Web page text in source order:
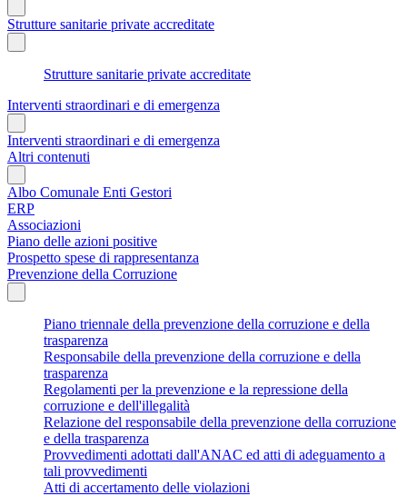
Strutture sanitarie private accreditate
Strutture sanitarie private accreditate
Interventi straordinari e di emergenza
Interventi straordinari e di emergenza
Altri contenuti
Albo Comunale Enti Gestori
ERP
Associazioni
Piano delle azioni positive
Prospetto spese di rappresentanza
Prevenzione della Corruzione
Piano triennale della prevenzione della corruzione e della
trasparenza
Responsabile della prevenzione della corruzione e della
trasparenza
Regolamenti per la prevenzione e la repressione della
corruzione e dell'illegalità
Relazione del responsabile della prevenzione della corruzione
e della trasparenza
Provvedimenti adottati dall'ANAC ed atti di adeguamento a
tali provvedimenti
Atti di accertamento delle violazioni